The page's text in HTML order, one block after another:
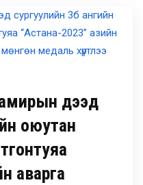
дээд
оюутан
аварга